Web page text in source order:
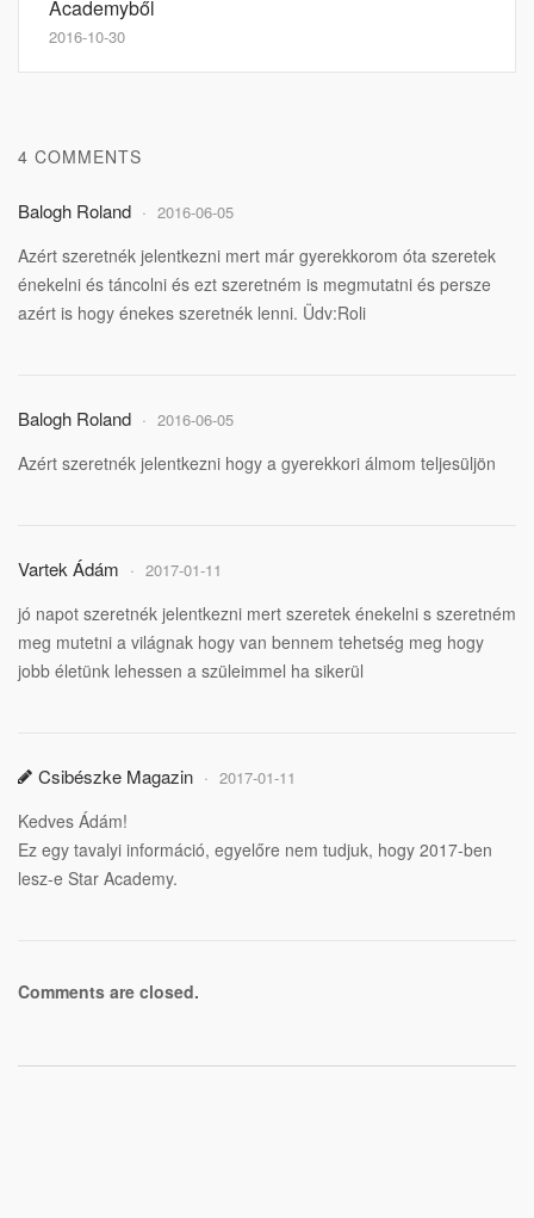
Academyből
2016-10-30
4 COMMENTS
Balogh Roland 2016-06-05
Azért szeretnék jelentkezni mert már gyerekkorom óta szeretek
énekelni és táncolni és ezt szeretném is megmutatni és persze
azért is hogy énekes szeretnék lenni. Üdv:Roli
Balogh Roland 2016-06-05
Azért szeretnék jelentkezni hogy a gyerekkori álmom teljesüljön
Vartek Ádám 2017-01-11
jó napot szeretnék jelentkezni mert szeretek énekelni s szeretném
meg mutetni a világnak hogy van bennem tehetség meg hogy
jobb életünk lehessen a szüleimmel ha sikerül
Csibészke Magazin 2017-01-11
Kedves Ádám!
Ez egy tavalyi információ, egyelőre nem tudjuk, hogy 2017-ben
lesz-e Star Academy.
Comments are closed.